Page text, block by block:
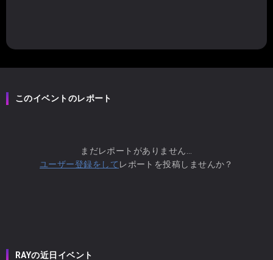
このイベントのレポート
まだレポートがありません...
ユーザー登録をして レポートを投稿しませんか？
RAYの近日イベント